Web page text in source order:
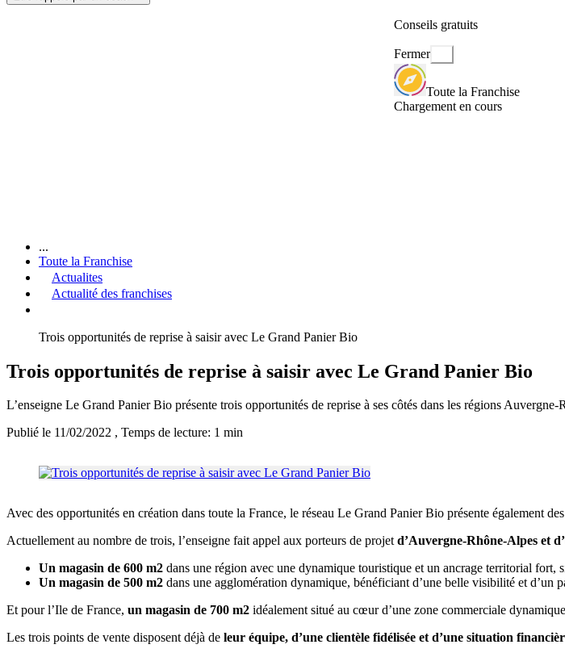
Conseils gratuits
Fermer
Toute la Franchise
Chargement en cours
...
Toute la Franchise
Actualites
Actualité des franchises
Trois opportunités de reprise à saisir avec Le Grand Panier Bio
Trois opportunités de reprise à saisir avec Le Grand Panier Bio
L’enseigne Le Grand Panier Bio présente trois opportunités de reprise à ses côtés dans les régions
Publié le 11/02/2022 , Temps de lecture: 1 min
Avec des opportunités en création dans toute la France, le réseau Le Grand Panier Bio présente également
Actuellement au nombre de trois, l’enseigne fait appel aux porteurs de projetd’Auvergne-Rhône-Alpes et
Un magasin de 600 m2 dans une région avec une dynamique touristique et un ancrage territorial
Un magasin de 500 m2 dans une agglomération dynamique, bénéficiant d’une belle visibilité et d’un
Et pour l’Ile de France, un magasin de 700 m2 idéalement situé au cœur d’une zone commerciale
Les trois points de vente disposent déjà de leur équipe, d’une clientèle fidélisée et d’une situation